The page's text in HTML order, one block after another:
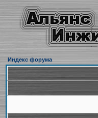
Индекс форума